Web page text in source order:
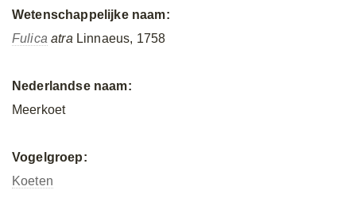
Wetenschappelijke naam:
Fulica atra Linnaeus, 1758
Nederlandse naam:
Meerkoet
Vogelgroep:
Koeten